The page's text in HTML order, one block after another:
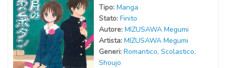
Tipo: Manga
Stato: Finito
Autore: MIZUSAWA Megumi
Artista: MIZUSAWA Megumi
Generi: Romantico, Scolastico,
Shoujo